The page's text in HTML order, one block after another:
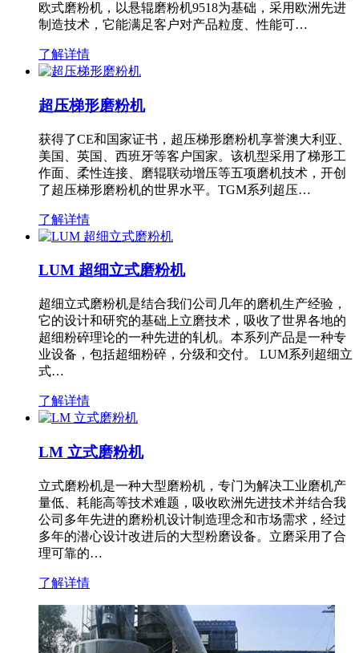
欧式磨粉机，以悬辊磨粉机9518为基础，采用欧洲先进
制造技术，它能满足客户对产品粒度、性能可…
了解详情
超压梯形磨粉机
获得了CE和国家证书，超压梯形磨粉机享誉澳大利亚、
美国、英国、西班牙等客户国家。该机型采用了梯形工
作面、柔性连接、磨辊联动增压等五项磨机技术，开创
了超压梯形磨粉机的世界水平。TGM系列超压…
了解详情
LUM 超细立式磨粉机
超细立式磨粉机是结合我们公司几年的磨机生产经验，
它的设计和研究的基础上立磨技术，吸收了世界各地的
超细粉碎理论的一种先进的轧机。本系列产品是一种专
业设备，包括超细粉碎，分级和交付。 LUM系列超细立
式…
了解详情
LM 立式磨粉机
立式磨粉机是一种大型磨粉机，专门为解决工业磨机产
量低、耗能高等技术难题，吸收欧洲先进技术并结合我
公司多年先进的磨粉机设计制造理念和市场需求，经过
多年的潜心设计改进后的大型粉磨设备。立磨采用了合
理可靠的…
了解详情